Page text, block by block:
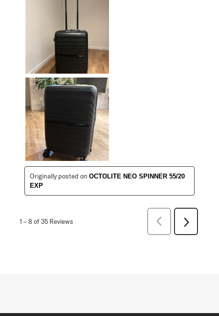
Originally posted on OCTOLITE NEO SPINNER 55/20
EXP
1 –8 of 35 Reviews
Previous
Next
Reviews